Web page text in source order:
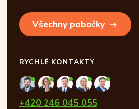
Všechny pobočky
RYCHLÉ KONTAKTY
+420 246 045 055